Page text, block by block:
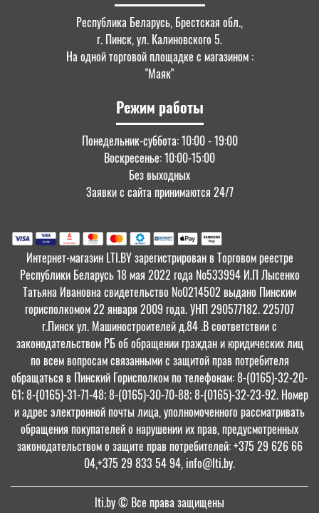
Республика Беларусь, Брестская обл.,
г. Пинск, ул. Калиновского 5.
На одной торговой площадке с магазином :
"Маяк"
Режим работы
Понедельник-суббота: 10:00 - 19:00
Воскресенье: 10:00-15:00
Без выходных
Заявки с сайта принимаются 24/7
Интернет-магазин LTI.BY зарегистрирован в Торговом реестре
Республики Беларусь 18 мая 2022 года №533994 И.П Лысенко
Татьяна Ивановна свидетельство №0214502 выдано Пинским
горисполкомом 22 января 2009 года. УНП 290577182. 225707
г.Пинск ул. Машиностроителей д.84 .В соответствии с
законодательством РБ об обращении граждан и юридических лиц
по всем вопросам связанными с защитой прав потребителя
обращаться в Пинский Горисполком по телефонам: 8-(0165)-32-20-
61; 8-(0165)-31-71-48; 8-(0165)-30-70-88; 8-(0165)-32-23-92. Номер
и адрес электронной почты лица, уполномоченного рассматривать
обращения покупателей о нарушении их прав, предусмотренных
законодательством о защите прав потребителей: +375 29 626 66
04,+375 29 833 54 94, info@lti.by.
lti.by© Все права защищены